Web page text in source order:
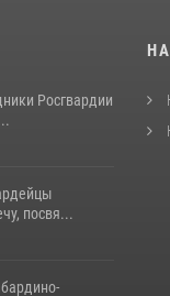
Росгвардии
посвя...